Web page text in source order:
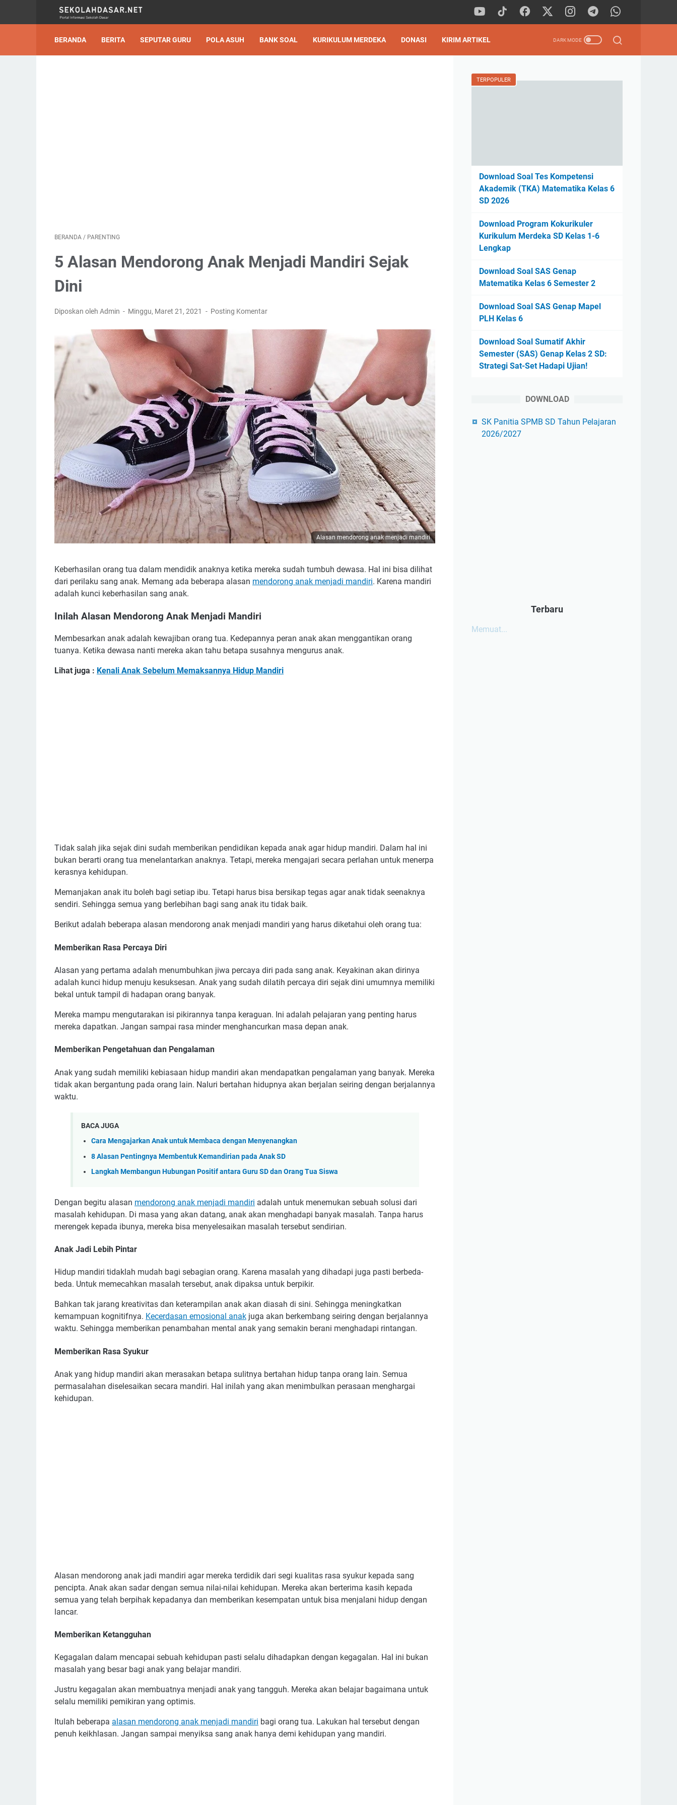
BERANDA BERITA SEPUTAR GURU POLA ASUH BANK SOAL KURIKULUM MERDEKA DONASI KIRIM ARTIKEL
BERANDA / PARENTING
5 Alasan Mendorong Anak Menjadi Mandiri Sejak
Dini
Diposkan oleh Admin Minggu, Maret 21, 2021 Posting Komentar
Alasan mendorong anak menjadi mandiri
Keberhasilan orang tua dalam mendidik anaknya ketika mereka sudah tumbuh dewasa. Hal ini bisa dilihat
dari perilaku sang anak. Memang ada beberapa alasan mendorong anak menjadi mandiri. Karena mandiri
adalah kunci keberhasilan sang anak.
Inilah Alasan Mendorong Anak Menjadi Mandiri
Membesarkan anak adalah kewajiban orang tua. Kedepannya peran anak akan menggantikan orang
tuanya. Ketika dewasa nanti mereka akan tahu betapa susahnya mengurus anak.
Lihat juga : Kenali Anak Sebelum Memaksannya Hidup Mandiri
Tidak salah jika sejak dini sudah memberikan pendidikan kepada anak agar hidup mandiri. Dalam hal ini
bukan berarti orang tua menelantarkan anaknya. Tetapi, mereka mengajari secara perlahan untuk menerpa
kerasnya kehidupan.
Memanjakan anak itu boleh bagi setiap ibu. Tetapi harus bisa bersikap tegas agar anak tidak seenaknya
sendiri. Sehingga semua yang berlebihan bagi sang anak itu tidak baik.
Berikut adalah beberapa alasan mendorong anak menjadi mandiri yang harus diketahui oleh orang tua:
Memberikan Rasa Percaya Diri
Alasan yang pertama adalah menumbuhkan jiwa percaya diri pada sang anak. Keyakinan akan dirinya
adalah kunci hidup menuju kesuksesan. Anak yang sudah dilatih percaya diri sejak dini umumnya memiliki
bekal untuk tampil di hadapan orang banyak.
Mereka mampu mengutarakan isi pikirannya tanpa keraguan. Ini adalah pelajaran yang penting harus
mereka dapatkan. Jangan sampai rasa minder menghancurkan masa depan anak.
Memberikan Pengetahuan dan Pengalaman
Anak yang sudah memiliki kebiasaan hidup mandiri akan mendapatkan pengalaman yang banyak. Mereka
tidak akan bergantung pada orang lain. Naluri bertahan hidupnya akan berjalan seiring dengan berjalannya
waktu.
BACA JUGA
Cara Mengajarkan Anak untuk Membaca dengan Menyenangkan
8 Alasan Pentingnya Membentuk Kemandirian pada Anak SD
Langkah Membangun Hubungan Positif antara Guru SD dan Orang Tua Siswa
Dengan begitu alasan mendorong anak menjadi mandiri adalah untuk menemukan sebuah solusi dari
masalah kehidupan. Di masa yang akan datang, anak akan menghadapi banyak masalah. Tanpa harus
merengek kepada ibunya, mereka bisa menyelesaikan masalah tersebut sendirian.
Anak Jadi Lebih Pintar
Hidup mandiri tidaklah mudah bagi sebagian orang. Karena masalah yang dihadapi juga pasti berbeda-
beda. Untuk memecahkan masalah tersebut, anak dipaksa untuk berpikir.
Bahkan tak jarang kreativitas dan keterampilan anak akan diasah di sini. Sehingga meningkatkan
kemampuan kognitifnya. Kecerdasan emosional anak juga akan berkembang seiring dengan berjalannya
waktu. Sehingga memberikan penambahan mental anak yang semakin berani menghadapi rintangan.
Memberikan Rasa Syukur
Anak yang hidup mandiri akan merasakan betapa sulitnya bertahan hidup tanpa orang lain. Semua
permasalahan diselesaikan secara mandiri. Hal inilah yang akan menimbulkan perasaan menghargai
kehidupan.
Alasan mendorong anak jadi mandiri agar mereka terdidik dari segi kualitas rasa syukur kepada sang
pencipta. Anak akan sadar dengan semua nilai-nilai kehidupan. Mereka akan berterima kasih kepada
semua yang telah berpihak kepadanya dan memberikan kesempatan untuk bisa menjalani hidup dengan
lancar.
Memberikan Ketangguhan
Kegagalan dalam mencapai sebuah kehidupan pasti selalu dihadapkan dengan kegagalan. Hal ini bukan
masalah yang besar bagi anak yang belajar mandiri.
Justru kegagalan akan membuatnya menjadi anak yang tangguh. Mereka akan belajar bagaimana untuk
selalu memiliki pemikiran yang optimis.
Itulah beberapa alasan mendorong anak menjadi mandiri bagi orang tua. Lakukan hal tersebut dengan
penuh keikhlasan. Jangan sampai menyiksa sang anak hanya demi kehidupan yang mandiri.
TERPOPULER
Download Soal Tes Kompetensi
Akademik (TKA) Matematika Kelas 6
SD 2026
Download Program Kokurikuler
Kurikulum Merdeka SD Kelas 1-6
Lengkap
Download Soal SAS Genap
Matematika Kelas 6 Semester 2
Download Soal SAS Genap Mapel
PLH Kelas 6
Download Soal Sumatif Akhir
Semester (SAS) Genap Kelas 2 SD:
Strategi Sat-Set Hadapi Ujian!
DOWNLOAD
SK Panitia SPMB SD Tahun Pelajaran
2026/2027
Terbaru
Memuat...